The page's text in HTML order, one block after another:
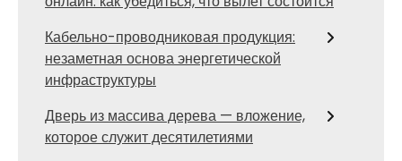
Кабельно-проводниковая продукция:
незаметная основа энергетической
инфраструктуры
Дверь из массива дерева — вложение,
которое служит десятилетиями